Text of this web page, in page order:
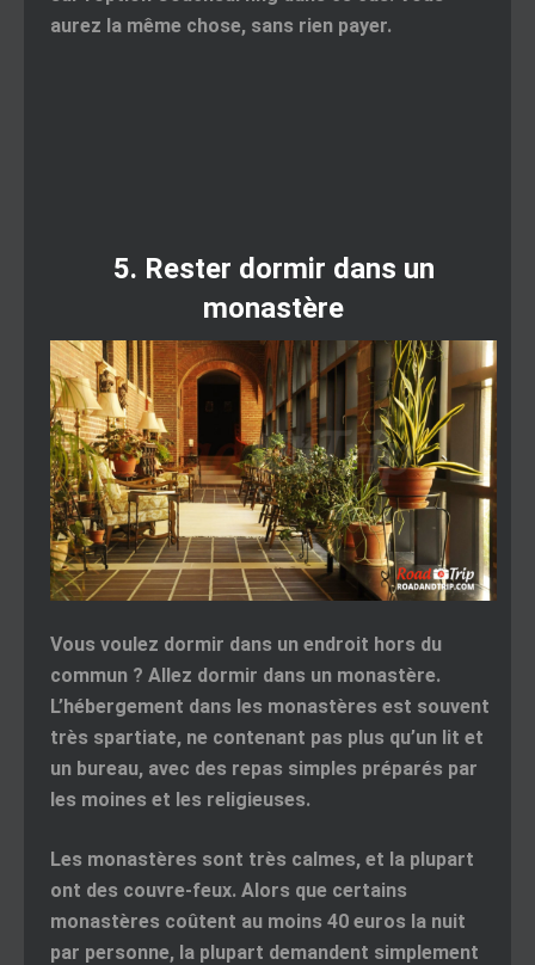
aurez la même chose, sans rien payer.
5. Rester dormir dans un
monastère
Vous voulez dormir dans un endroit hors du
commun ? Allez dormir dans un monastère.
L’hébergement dans les monastères est souvent
très spartiate, ne contenant pas plus qu’un lit et
un bureau, avec des repas simples préparés par
les moines et les religieuses.
Les monastères sont très calmes, et la plupart
ont des couvre-feux. Alors que certains
monastères coûtent au moins 40 euros la nuit
par personne, la plupart demandent simplement